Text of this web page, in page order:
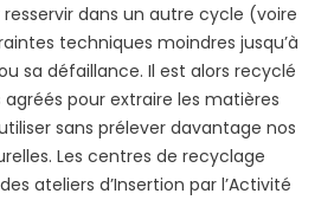
dans un autre cycle (voire
techniques moindres jusqu’à
sa défaillance. Il est alors recyclé
pour extraire les matières
sans prélever davantage nos
Les centres de recyclage
ateliers d’Insertion par l’Activité